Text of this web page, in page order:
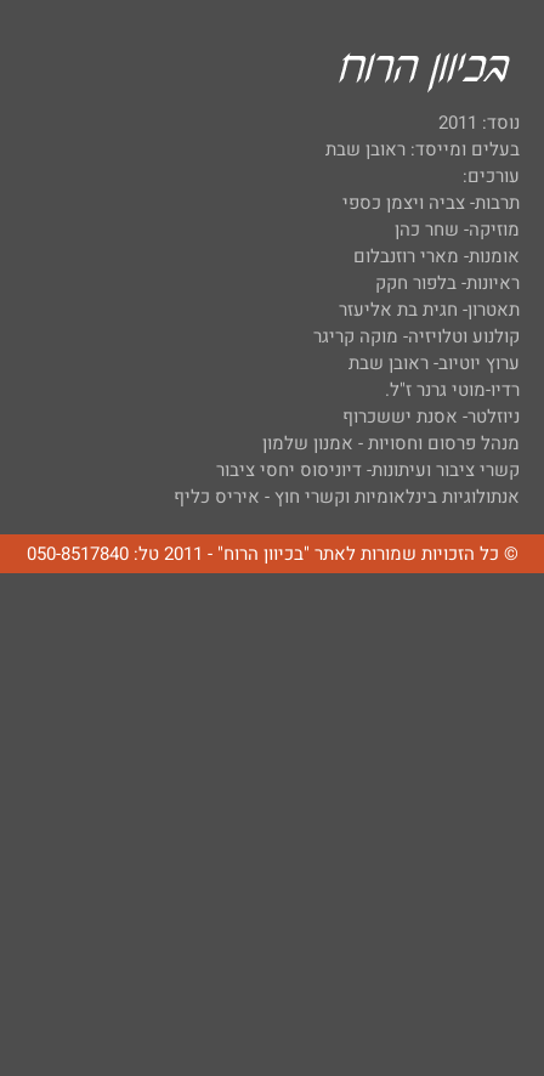
נוסד: 2011
בעלים ומייסד: ראובן שבת
עורכים:
תרבות- צביה ויצמן כספי
מוזיקה- שחר כהן
אומנות- מארי רוזנבלום
ראיונות- בלפור חקק
תאטרון- חגית בת אליעזר
קולנוע וטלויזיה- מוקה קריגר
ערוץ יוטיוב- ראובן שבת
רדיו-מוטי גרנר ז"ל.
ניוזלטר- אסנת יששכרוף
מנהל פרסום וחסויות - אמנון שלמון
קשרי ציבור ועיתונות- דיוניסוס יחסי ציבור
אנתולוגיות בינלאומיות וקשרי חוץ - איריס כליף
© כל הזכויות שמורות לאתר "בכיוון הרוח" - 2011 טל: 050-8517840